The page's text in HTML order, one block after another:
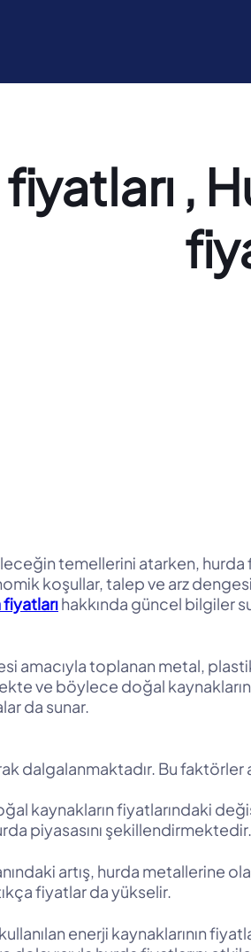
,
temellerini atarken, hurda
koşullar, talep ve arz
hakkında güncel bilgiler
amacıyla toplanan metal,
ve böylece doğal
da sunar.
dalgalanmaktadır. Bu faktörler
kaynakların fiyatlarındaki
piyasasını şekillendirmektedir.
artış, hurda
fiyatlar da yükselir.
enerji kaynaklarının